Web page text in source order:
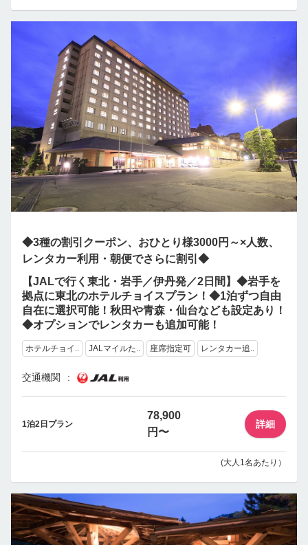
◆3種の割引クーポン、おひとり様3000円～×人数、
レンタカー利用・朝便でさらに割引◆
【JALで行く東北・岩手／伊丹発／2日間】◆岩手を
拠点に東北のホテルチョイスプラン！◆1泊ずつ自由
自在に選択可能！秋田や青森・仙台なども設定あり！
◆オプションでレンタカーも追加可能！
ホテルチョイ.. JALマイルた.. 座席指定可 レンタカー追..
交通機関
1泊2日プラン
78,900
円〜
詳細
(大人1名あたり）